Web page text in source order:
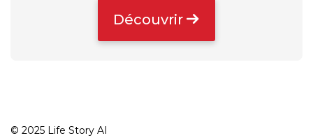
Découvrir
© 2025 Life Story AI